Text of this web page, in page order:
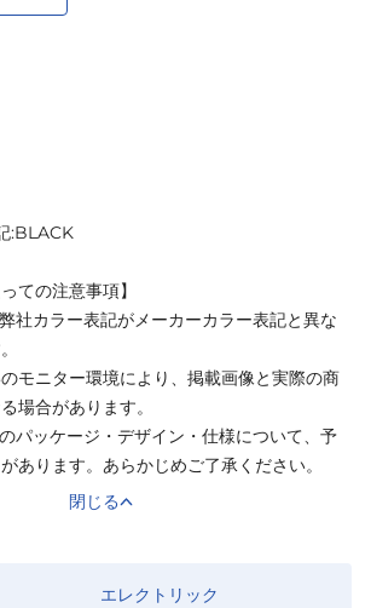
:BLACK
ての注意事項】
社カラー表記がメーカーカラー表記と異な
モニター環境により、掲載画像と実際の商
場合があります。
パッケージ・デザイン・仕様について、予
あります。あらかじめご了承ください。
閉じる
エレクトリック